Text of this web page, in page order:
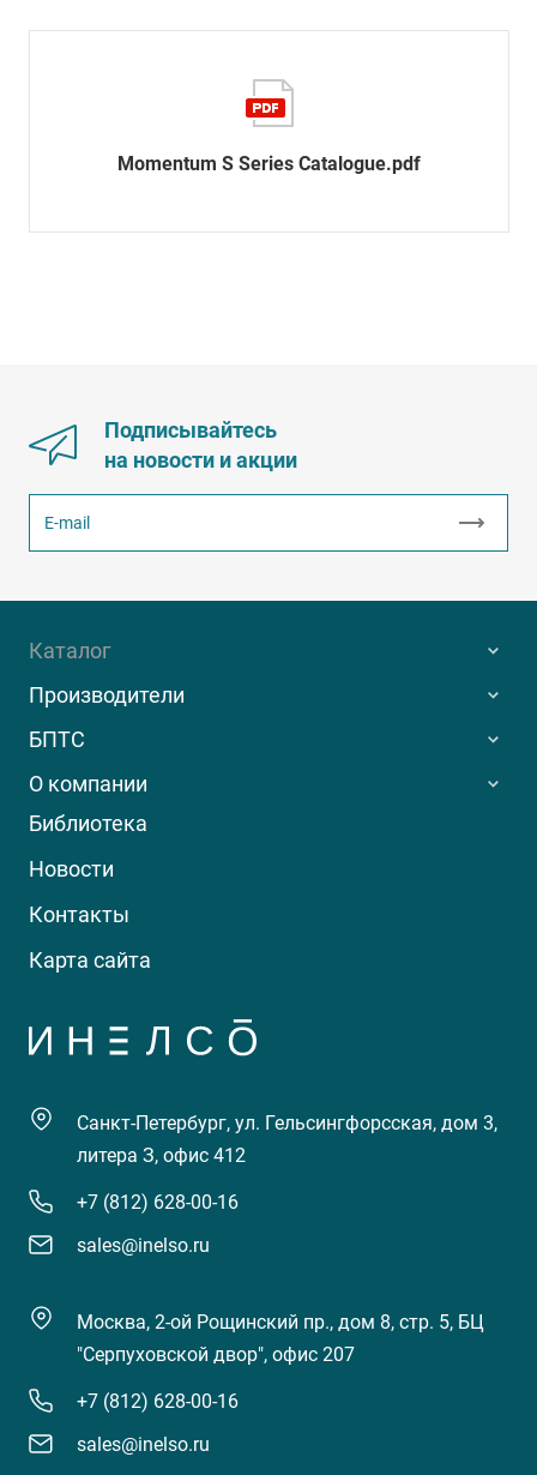
Momentum S Series Catalogue.pdf
Подписывайтесь
на новости и акции
Каталог
Производители
БПТС
О компании
Библиотека
Новости
Контакты
Карта сайта
Санкт-Петербург, ул. Гельсингфорсская, дом 3,
литера З, офис 412
+7 (812) 628-00-16
sales@inelso.ru
Москва, 2-ой Рощинский пр., дом 8, стр. 5, БЦ
"Серпуховской двор", офис 207
+7 (812) 628-00-16
sales@inelso.ru